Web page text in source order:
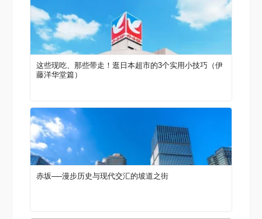
这些现吃、那些带走！逛日本超市的3个实用小技巧（伊
藤洋华堂篇）
赤坂──漫步历史与现代交汇的坡道之街